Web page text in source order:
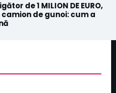
de 1 MILION DE EURO,
de gunoi: cum a